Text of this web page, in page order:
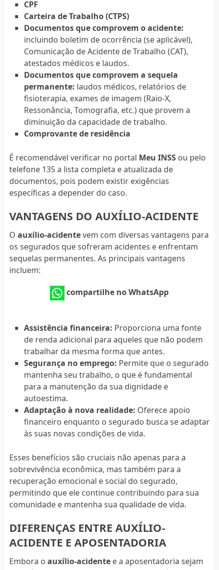
CPF
Carteira de Trabalho (CTPS)
Documentos que comprovem o acidente:
incluindo boletim de ocorrência (se aplicável),
Comunicação de Acidente de Trabalho (CAT),
atestados médicos e laudos.
Documentos que comprovem a sequela
permanente: laudos médicos, relatórios de
fisioterapia, exames de imagem (Raio-X,
Ressonância, Tomografia, etc.) que provem a
diminuição da capacidade de trabalho.
Comprovante de residência
É recomendável verificar no portal Meu INSSou pelo
telefone 135 a lista completa e atualizada de
documentos, pois podem existir exigências
específicas a depender do caso.
VANTAGENS DO AUXÍLIO-ACIDENTE
O auxílio-acidentevem com diversas vantagens para
os segurados que sofreram acidentes e enfrentam
sequelas permanentes. As principais vantagens
incluem:
compartilhe no WhatsApp
Assistência financeira: Proporciona uma fonte
de renda adicional para aqueles que não podem
trabalhar da mesma forma que antes.
Segurança no emprego: Permite que o segurado
mantenha seu trabalho, o que é fundamental
para a manutenção da sua dignidade e
autoestima.
Adaptação à nova realidade: Oferece apoio
financeiro enquanto o segurado busca se adaptar
às suas novas condições de vida.
Esses benefícios são cruciais não apenas para a
sobrevivência econômica, mas também para a
recuperação emocional e social do segurado,
permitindo que ele continue contribuindo para sua
comunidade e mantenha sua qualidade de vida.
DIFERENÇAS ENTRE AUXÍLIO-
ACIDENTE E APOSENTADORIA
Embora o auxílio-acidentee a aposentadoria sejam